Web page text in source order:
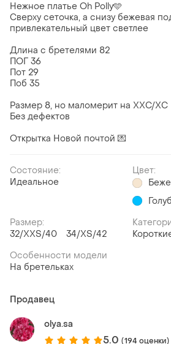
Нежное платье Oh Polly🩵
Сверху сеточка, а снизу бежевая
привлекательный цвет светлее
Длина с бретелями 82
ПОГ 36
Пот 29
Поб 35
Размер 8, но маломерит на ХХС/ХС
Без дефектов
Открытка Новой почтой 💌
Состояние:
Идеальное
Цвет:
Размер:
32/XXS/40
34/XS/42
Особенности модели
На бретельках
Продавец
olya.sa
5.0 (194 оценки)